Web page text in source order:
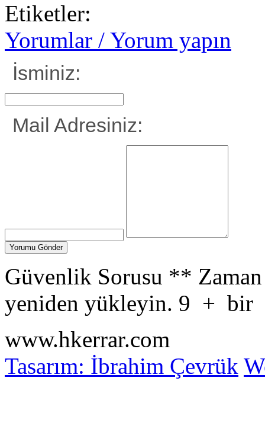
Etiketler:
Yorumlar / Yorum yapın
İsminiz:
Mail Adresiniz:
Güvenlik Sorusu **
yeniden yükleyin. 9 + bir
www.hkerrar.com
Tasarım: İbrahim Çevrük